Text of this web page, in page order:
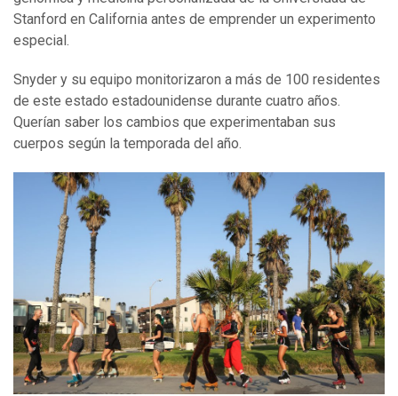
Stanford en California antes de emprender un experimento
especial.
Snyder y su equipo monitorizaron a más de 100 residentes
de este estado estadounidense durante cuatro años.
Querían saber los cambios que experimentaban sus
cuerpos según la temporada del año.